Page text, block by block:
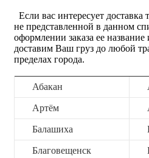
Если вас интересует
не представленной в данном
оформлении заказа ее
доставим Ваш груз до любой
пределах города.
Абакан
Артём
Балашиха
Благовещенск